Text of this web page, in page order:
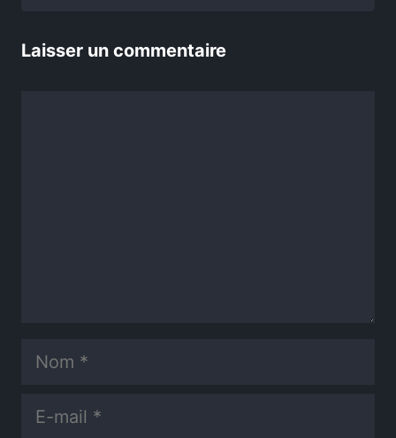
Laisser un commentaire
Nom
E-